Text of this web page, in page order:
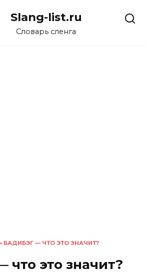
Slang-list.ru
Словарь сленга
БАДИБЭГ — ЧТО ЭТО ЗНАЧИТ?
что это значит?